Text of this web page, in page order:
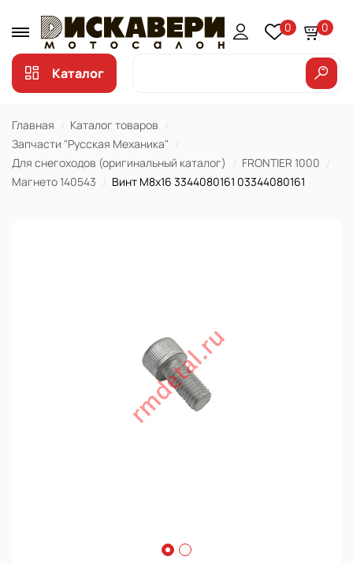
0 0
Каталог
Главная
Каталог товаров
Запчасти "Русская Механика"
Для снегоходов (оригинальный каталог)
FRONTIER 1000
Магнето 140543
Винт М8х16 3344080161 03344080161